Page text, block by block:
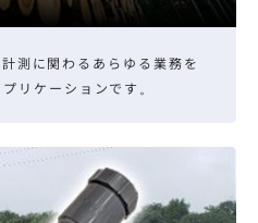
測に関わるあらゆる業務を
リケーションです。